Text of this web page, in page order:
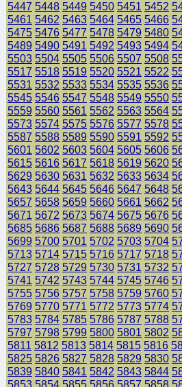
5447 5448 5449 5450 5451 5452
5461 5462 5463 5464 5465 5466
5475 5476 5477 5478 5479 5480
5489 5490 5491 5492 5493 5494
5503 5504 5505 5506 5507 5508
5517 5518 5519 5520 5521 5522
5531 5532 5533 5534 5535 5536
5545 5546 5547 5548 5549 5550
5559 5560 5561 5562 5563 5564
5573 5574 5575 5576 5577 5578
5587 5588 5589 5590 5591 5592
5601 5602 5603 5604 5605 5606
5615 5616 5617 5618 5619 5620
5629 5630 5631 5632 5633 5634
5643 5644 5645 5646 5647 5648
5657 5658 5659 5660 5661 5662
5671 5672 5673 5674 5675 5676
5685 5686 5687 5688 5689 5690
5699 5700 5701 5702 5703 5704
5713 5714 5715 5716 5717 5718
5727 5728 5729 5730 5731 5732
5741 5742 5743 5744 5745 5746
5755 5756 5757 5758 5759 5760
5769 5770 5771 5772 5773 5774
5783 5784 5785 5786 5787 5788
5797 5798 5799 5800 5801 5802
5811 5812 5813 5814 5815 5816
5825 5826 5827 5828 5829 5830
5839 5840 5841 5842 5843 5844
5853 5854 5855 5856 5857 5858